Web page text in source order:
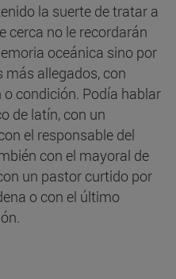
la suerte de tratar a
cerca no le recordarán
oceánica sino por
más allegados, con
condición. Podía hablar
de latín, con un
el responsable del
con el mayoral de
un pastor curtido por
o con el último